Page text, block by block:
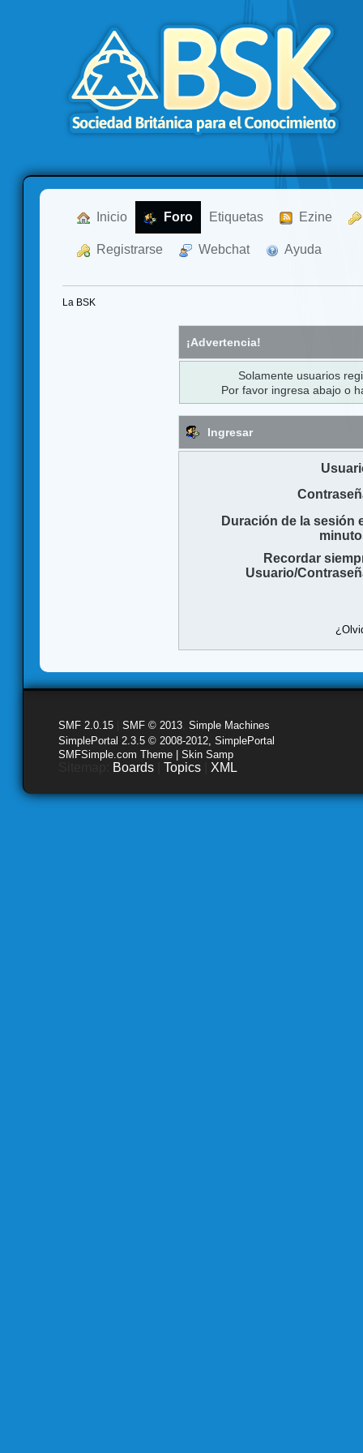
Inicio Foro Etiquetas Ezine
Registrarse Webchat Ayuda
La BSK
¡Advertencia!
Solamente usuarios
Por favor ingresa abajo o
Ingresar
Duración de la sesión
Recordar
Usuario/
SMF 2.0.15 SMF © 2013 Simple Machines
SimplePortal 2.3.5 © 2008-2012, SimplePortal
SMFSimple.com Theme | Skin Samp
Boards Topics XML